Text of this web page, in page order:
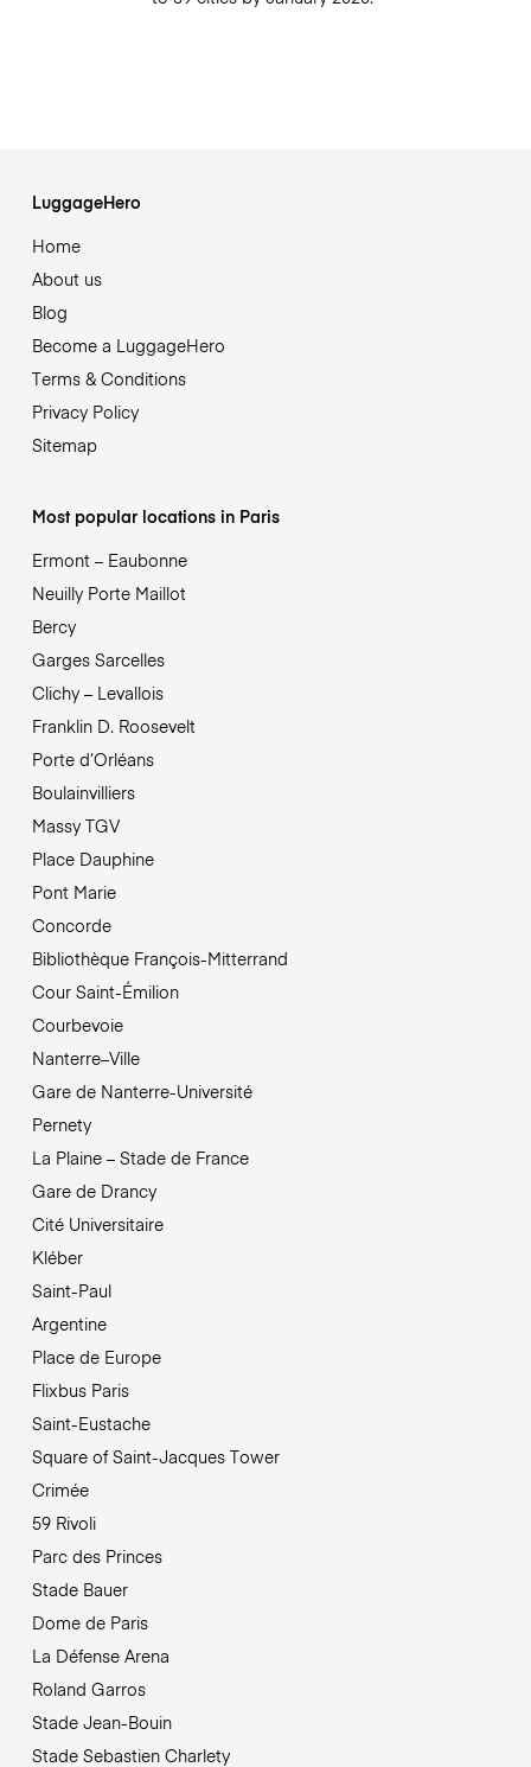
LuggageHero
Home
About us
Blog
Become a LuggageHero
Terms & Conditions
Privacy Policy
Sitemap
Most popular locations in Paris
Ermont – Eaubonne
Neuilly Porte Maillot
Bercy
Garges Sarcelles
Clichy – Levallois
Franklin D. Roosevelt
Porte d’Orléans
Boulainvilliers
Massy TGV
Place Dauphine
Pont Marie
Concorde
Bibliothèque François-Mitterrand
Cour Saint-Émilion
Courbevoie
Nanterre–Ville
Gare de Nanterre-Université
Pernety
La Plaine – Stade de France
Gare de Drancy
Cité Universitaire
Kléber
Saint-Paul
Argentine
Place de Europe
Flixbus Paris
Saint-Eustache
Square of Saint-Jacques Tower
Crimée
59 Rivoli
Parc des Princes
Stade Bauer
Dome de Paris
La Défense Arena
Roland Garros
Stade Jean-Bouin
Stade Sebastien Charlety